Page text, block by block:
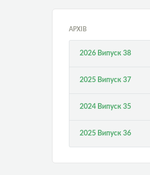
АРХІВ
2026 Випуск 38
2025 Випуск 37
2024 Випуск 35
2025 Випуск 36